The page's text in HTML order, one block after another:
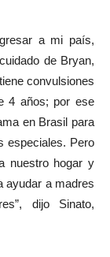
a mi país,
de Bryan,
convulsiones
4 años; por ese
en Brasil para
especiales. Pero
nuestro hogar y
ayudar a madres
dijo Sinato,